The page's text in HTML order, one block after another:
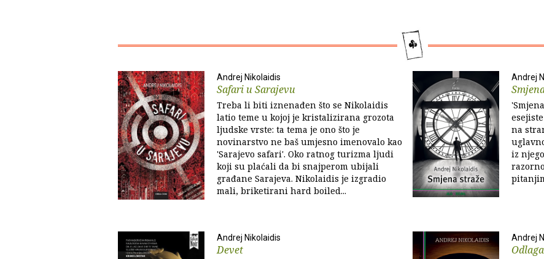
Andrej Nikolaidis
Safari u Sarajevu
Treba li biti iznenađen što se Nikolaidis
latio teme u kojoj je kristalizirana grozota
ljudske vrste: ta tema je ono što je
novinarstvo ne baš umjesno imenovalo kao
'Sarajevo safari'. Oko ratnog turizma ljudi
koji su plaćali da bi snajperom ubijali
građane Sarajeva. Nikolaidis je izgradio
mali, briketirani hard boiled...
Andrej
na
iz
Andrej Nikolaidis
Devet
Andrej